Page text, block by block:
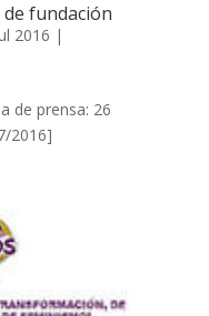
fundación
2016 |
de prensa: 26
2016]